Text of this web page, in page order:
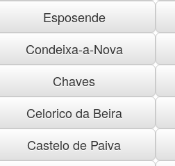
Esposende
Condeixa-a-Nova
Chaves
Celorico da Beira
Castelo de Paiva